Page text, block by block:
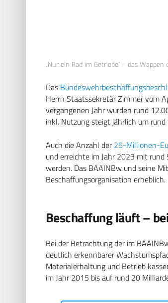
„Nur ein Rad im Getriebe“ – das Wappen
Das
Herrn Staatssekretär Zimmer vom
vergangenen Jahr wurden rund
inkl. Nutzung steigt jährlich um
Auch die Anzahl der25-Millionen-
und erreichte im Jahr 2023 mit
werden. Das BAAINBw und seine
Beschaffungsorganisation erheblich.
Beschaffung läuft –
Bei der Betrachtung der im
deutlich erkennbarer
Materialerhaltung und Betrieb
im Jahr 2015 bis auf rund 20